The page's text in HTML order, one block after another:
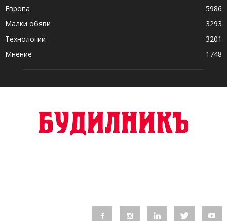
Европа
5986
Малки обяви
3293
Технологии
3201
Мнение
1748